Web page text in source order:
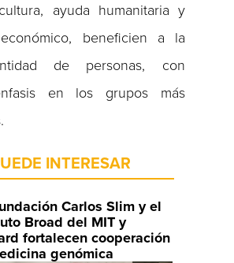
ayuda humanitaria y
beneficien a la
de personas, con
en los grupos más
INTERESAR
Carlos Slim y el
Broad del MIT y
fortalecen cooperación
genómica